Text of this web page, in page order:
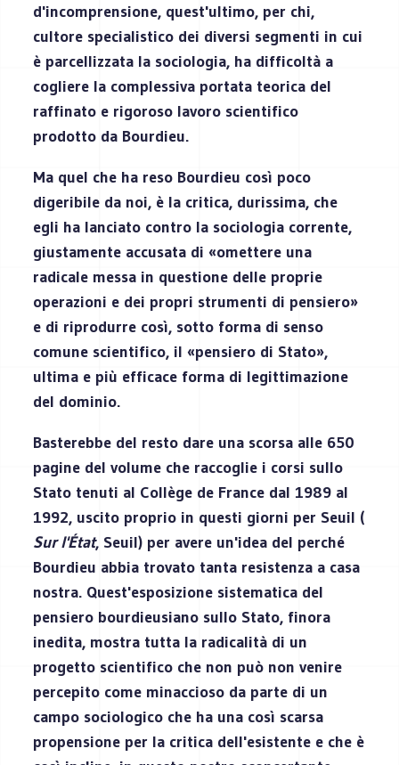
d'incomprensione, quest'ultimo, per chi,
cultore specialistico dei diversi segmenti in cui
è parcellizzata la sociologia, ha difficoltà a
cogliere la complessiva portata teorica del
raffinato e rigoroso lavoro scientifico
prodotto da Bourdieu.
Ma quel che ha reso Bourdieu così poco
digeribile da noi, è la critica, durissima, che
egli ha lanciato contro la sociologia corrente,
giustamente accusata di «omettere una
radicale messa in questione delle proprie
operazioni e dei propri strumenti di pensiero»
e di riprodurre così, sotto forma di senso
comune scientifico, il «pensiero di Stato»,
ultima e più efficace forma di legittimazione
del dominio.
Basterebbe del resto dare una scorsa alle 650
pagine del volume che raccoglie i corsi sullo
Stato tenuti al Collège de France dal 1989 al
1992, uscito proprio in questi giorni per Seuil (
Sur l'État, Seuil) per avere un'idea del perché
Bourdieu abbia trovato tanta resistenza a casa
nostra. Quest'esposizione sistematica del
pensiero bourdieusiano sullo Stato, finora
inedita, mostra tutta la radicalità di un
progetto scientifico che non può non venire
percepito come minaccioso da parte di un
campo sociologico che ha una così scarsa
propensione per la critica dell'esistente e che è